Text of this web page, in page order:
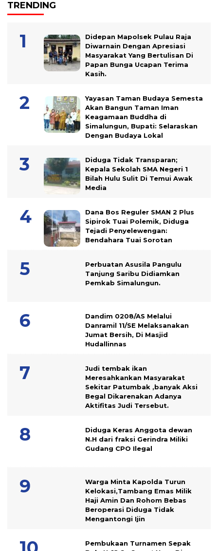
TRENDING
Didepan Mapolsek Pulau Raja
Diwarnain Dengan Apresiasi
Masyarakat Yang Bertulisan Di
Papan Bunga Ucapan Terima
Kasih.
Yayasan Taman Budaya Semesta
Akan Bangun Taman Iman
Keagamaan Buddha di
Simalungun, Bupati: Selaraskan
Dengan Budaya Lokal
Diduga Tidak Transparan;
Kepala Sekolah SMA Negeri 1
Bilah Hulu Sulit Di Temui Awak
Media
Dana Bos Reguler SMAN 2 Plus
Sipirok Tuai Polemik, Diduga
Tejadi Penyelewengan:
Bendahara Tuai Sorotan
Perbuatan Asusila Pangulu
Tanjung Saribu Didiamkan
Pemkab Simalungun.
Dandim 0208/AS Melalui
Danramil 11/SE Melaksanakan
Jumat Bersih, Di Masjid
Hudallinnas
Judi tembak ikan
Meresahkankan Masyarakat
Sekitar Patumbak ,banyak Aksi
Begal Dikarenakan Adanya
Aktifitas Judi Tersebut.
Diduga Keras Anggota dewan
N.H dari fraksi Gerindra Miliki
Gudang CPO Ilegal
Warga Minta Kapolda Turun
Kelokasi,Tambang Emas Milik
Haji Amin Dan Rohom Bebas
Beroperasi Diduga Tidak
Mengantongi Ijin
Pembukaan Turnamen Sepak